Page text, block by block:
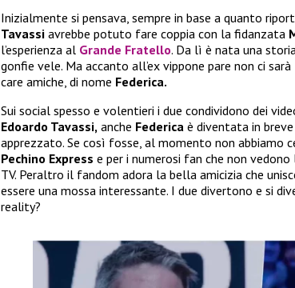
Inizialmente si pensava, sempre in base a quanto
Tavassi avrebbe potuto fare coppia con la fidanzata
l’esperienza al Grande Fratello. Da lì è nata una
gonfie vele. Ma accanto all’ex vippone pare non ci
care amiche, di nome Federica.
Sui social spesso e volentieri i due condividono dei
Edoardo Tavassi, anche Federica è diventata in
apprezzato. Se così fosse, al momento non abbiamo
Pechino Express e per i numerosi fan che non vedono
TV. Peraltro il fandom adora la bella amicizia che
essere una mossa interessante. I due divertono e si
reality?